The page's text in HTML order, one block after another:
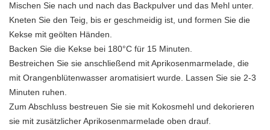
Mischen Sie nach und nach das Backpulver und das Mehl unter.
Kneten Sie den Teig, bis er geschmeidig ist, und formen Sie die
Kekse mit geölten Händen.
Backen Sie die Kekse bei 180°C für 15 Minuten.
Bestreichen Sie sie anschließend mit Aprikosenmarmelade, die
mit Orangenblütenwasser aromatisiert wurde. Lassen Sie sie 2-3
Minuten ruhen.
Zum Abschluss bestreuen Sie sie mit Kokosmehl und dekorieren
sie mit zusätzlicher Aprikosenmarmelade oben drauf.